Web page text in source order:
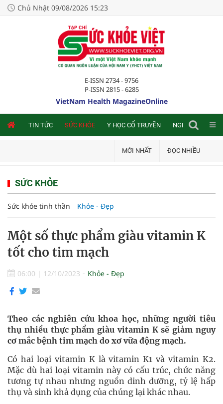
Chủ Nhật 09/08/2026 15:23
E-ISSN 2734 - 9756
P-ISSN 2815 - 6285
VietNam Health MagazineOnline
TIN TỨC SỨC KHỎE Y HỌC CỔ TRUYỀN NGHIÊN CỨU
MỚI NHẤT ĐỌC NHIỀU
SỨC KHỎE
Sức khỏe tinh thần Khỏe - Đẹp
Một số thực phẩm giàu vitamin K
tốt cho tim mạch
06:00 | 12/10/2023 Khỏe - Đẹp
Theo các nghiên cứu khoa học, những người tiêu
thụ nhiều thực phẩm giàu vitamin K sẽ giảm nguy
cơ mắc bệnh tim mạch do xơ vữa động mạch.
Có hai loại vitamin K là vitamin K1 và vitamin K2.
Mặc dù hai loại vitamin này có cấu trúc, chức năng
tương tự nhau nhưng nguồn dinh dưỡng, tỷ lệ hấp
thụ và sinh khả dụng của chúng lại khác nhau.